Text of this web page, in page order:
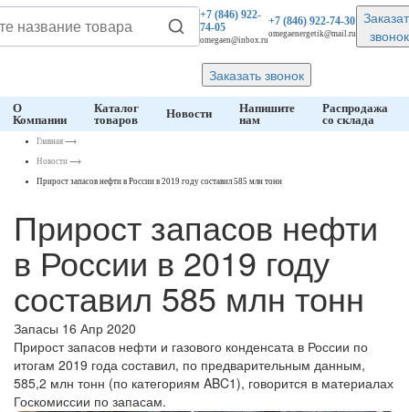
+7 (846)922-
74-05
omegaen@inbox.ru
+7 (846)922-74-30
omegaenergetik@mail.ru
звонок
Заказать звонок
О
Компании
Каталог
товаров
Новости
Напишите
нам
Распродажа
со склада
Главная ⟶
Новости ⟶
Прирост запасов нефти в России в 2019 году составил 585 млн тонн
Прирост запасов нефти
в России в 2019 году
составил 585 млн тонн
Запасы 16 Апр 2020
Прирост запасов нефти и газового конденсата в России по
итогам 2019 года составил, по предварительным данным,
585,2 млн тонн (по категориям ABC1), говорится в материалах
Госкомиссии по запасам.